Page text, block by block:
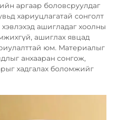
аргаар боловсруулдаг
хариуцлагатай сонголт
ашигладаг хоолны
ашиглах явцад
юм. Материалыг
анхааран сонгож,
хадгалах боломжийг